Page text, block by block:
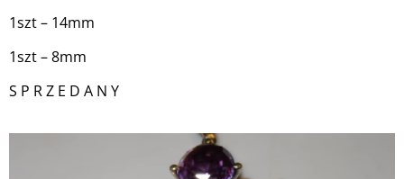
1szt – 14mm
1szt – 8mm
S P R Z E D A N Y